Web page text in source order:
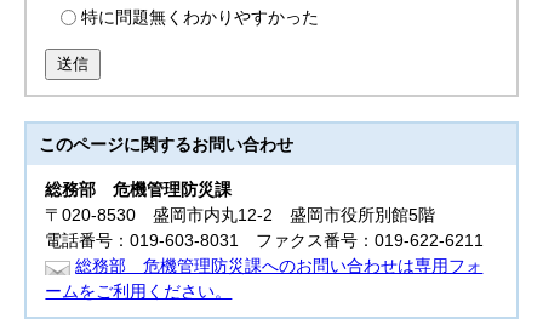
特に問題無くわかりやすかった
送信
このページに関するお問い合わせ
総務部危機管理防災課
〒020-8530 盛岡市内丸12-2 盛岡市役所別館5階
電話番号：019-603-8031 ファクス番号：019-622-6211
総務部 危機管理防災課へのお問い合わせは専用フォ
ームをご利用ください。